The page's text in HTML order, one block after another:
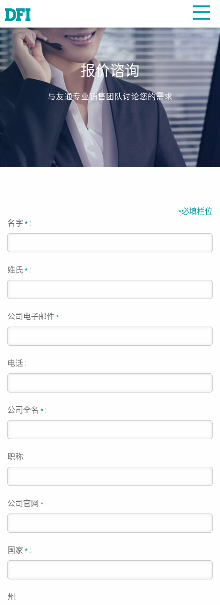
报价谘询
与友通专业销售团队讨论您的需求
*必填栏位
名字* :
姓氏* :
公司电子邮件* :
电话 :
公司全名* :
职称:
公司官网* :
国家* :
州: